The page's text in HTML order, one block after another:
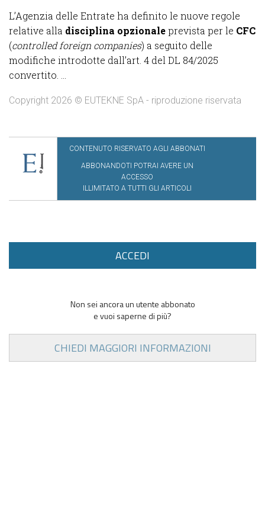
L’Agenzia delle Entrate ha definito le nuove regole
relative alla disciplina opzionaleprevista per le CFC
(controlled foreign companies) a seguito delle
modifiche introdotte dall’art. 4 del DL 84/2025
convertito. ...
Copyright 2026 © EUTEKNE SpA - riproduzione riservata
CONTENUTO RISERVATO AGLI ABBONATI
ABBONANDOTI POTRAI AVERE UN
ACCESSO
ILLIMITATO A TUTTI GLI ARTICOLI
ACCEDI
Non sei ancora un utente abbonato
e vuoi saperne di più?
CHIEDI MAGGIORI INFORMAZIONI